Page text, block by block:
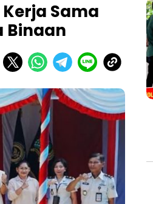
Sama
Binaan